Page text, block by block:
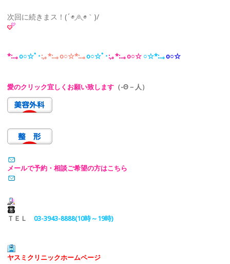
次回に続きまス！(´◉◞⊖◟◉｀)/
*:..｡o○☆ﾟ･ :,｡*:..｡o○☆*:..｡o○☆ﾟ･ :,｡*:..｡o○☆ ○☆*:..｡o○☆
愛のクリック宜しくお願い致します （-Θ－人）
メールで予約・相談ご希望の方はこちら
ＴＥＬ 03-3943-8888(10時～19時)
ヤスミクリニックホームページ